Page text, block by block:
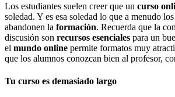
Los estudiantes suelen creer que un curso
soledad. Y es esa soledad lo que a menudo
abandonen la formación. Recuerda que la
discusión son recursos esenciales para un
el mundo online permite formatos muy
que los alumnos conozcan bien al profesor,
Tu curso es demasiado largo